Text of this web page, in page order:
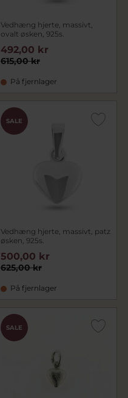
Vedhæng hjerte, massivt,
ovalt øsken, 925s.
615,00 kr
492,00 kr
På fjernlager
SALE
Vedhæng hjerte, massivt, patz
øsken, 925s.
625,00 kr
500,00 kr
På fjernlager
SALE